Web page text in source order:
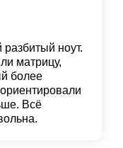
ноут.
матрицу,
более
Всё